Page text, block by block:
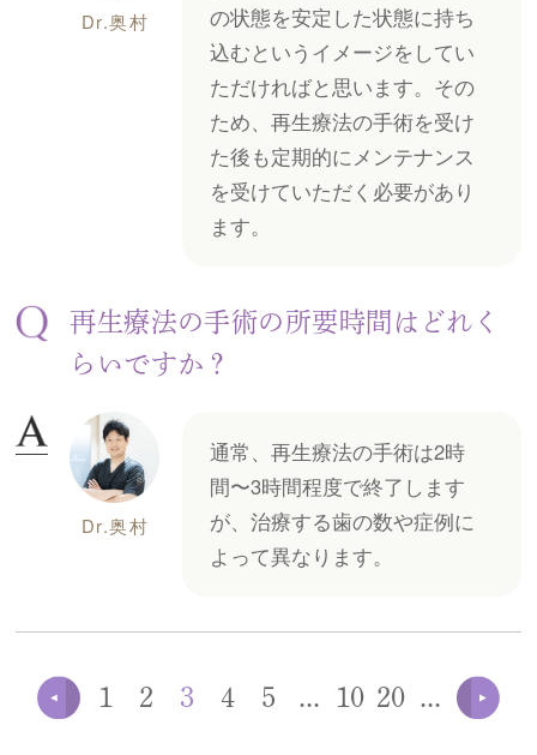
Dr.奥村
の状態を安定した状態に持ち
込むというイメージをしてい
ただければと思います。その
ため、再生療法の手術を受け
た後も定期的にメンテナンス
を受けていただく必要があり
ます。
再生療法の手術の所要時間はどれく
らいですか？
Dr.奥村
通常、再生療法の手術は2時
間〜3時間程度で終了します
が、治療する歯の数や症例に
よって異なります。
1 2 3 4 5 ... 10 20 ...